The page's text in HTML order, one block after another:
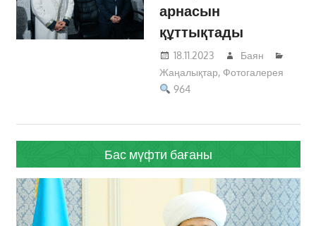
арнасын
құттықтады
18.11.2023
Баян
Жаңалықтар, Фотогалерея
964
Бас мүфти бағаны